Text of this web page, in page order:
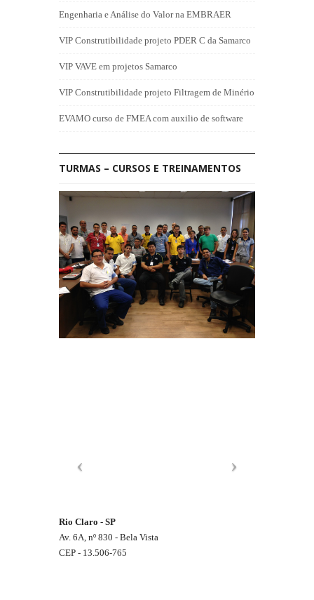
Engenharia e Análise do Valor na EMBRAER
VIP Construtibilidade projeto PDER C da Samarco
VIP VAVE em projetos Samarco
VIP Construtibilidade projeto Filtragem de Minério
EVAMO curso de FMEA com auxilio de software
TURMAS – CURSOS E TREINAMENTOS
Rio Claro - SP
Av. 6A, nº 830 - Bela Vista
CEP - 13.506-765